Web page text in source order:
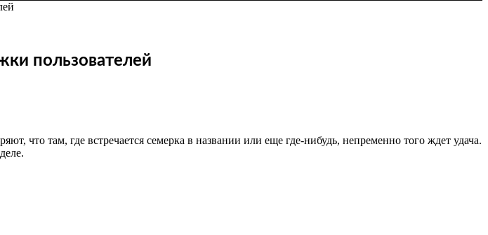
пользователей
что там, где встречается семерка в названии или еще где-нибудь, непременно того ждет удача.